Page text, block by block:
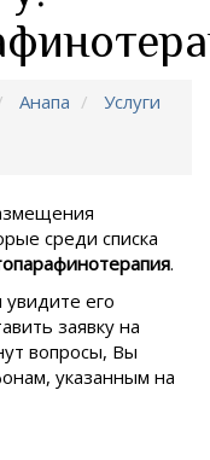
Анапа
Услуги
среди списка
.
его
заявку на
вопросы, Вы
указанным на